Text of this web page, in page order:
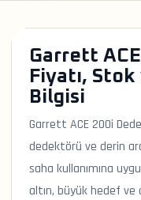
Garrett
Fiyatı,
Bilgisi
Garrett ACE 200i
dedektörü ve derin
saha kullanımına
altın, büyük hedef ve